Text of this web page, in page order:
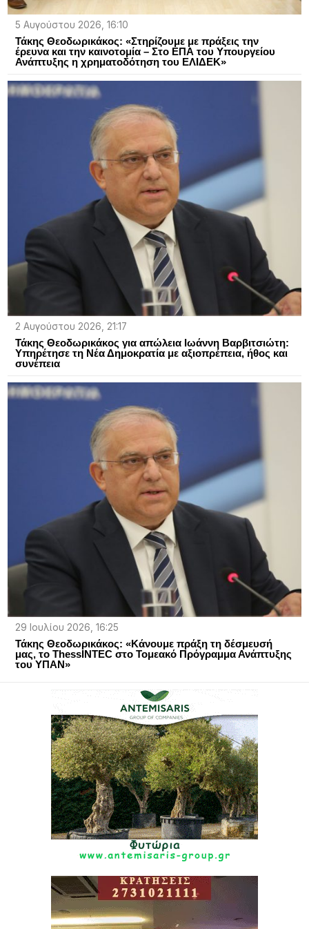
5 Αυγούστου 2026, 16:10
Τάκης Θεοδωρικάκος: «Στηρίζουμε με πράξεις την
έρευνα και την καινοτομία – Στο ΕΠΑ του Υπουργείου
Ανάπτυξης η χρηματοδότηση του ΕΛΙΔΕΚ»
2 Αυγούστου 2026, 21:17
Τάκης Θεοδωρικάκος για απώλεια Ιωάννη Βαρβιτσιώτη:
Υπηρέτησε τη Νέα Δημοκρατία με αξιοπρέπεια, ήθος και
συνέπεια
29 Ιουλίου 2026, 16:25
Τάκης Θεοδωρικάκος: «Κάνουμε πράξη τη δέσμευσή
μας, το ThessINTEC στο Τομεακό Πρόγραμμα Ανάπτυξης
του ΥΠΑΝ»